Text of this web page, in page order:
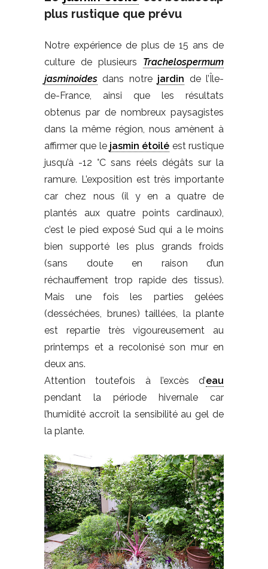
plus rustique que prévu
Notre expérience de plus de 15 ans de
culture de plusieurs Trachelospermum
jasminoides dans notre jardin de l’Île-
de-France, ainsi que les résultats
obtenus par de nombreux paysagistes
dans la même région, nous amènent à
affirmer que le jasmin étoilé est rustique
jusqu’à -12 °C sans réels dégâts sur la
ramure. L’exposition est très importante
car chez nous (il y en a quatre de
plantés aux quatre points cardinaux),
c’est le pied exposé Sud qui a le moins
bien supporté les plus grands froids
(sans doute en raison d’un
réchauffement trop rapide des tissus).
Mais une fois les parties gelées
(desséchées, brunes) taillées, la plante
est repartie très vigoureusement au
printemps et a recolonisé son mur en
deux ans.
Attention toutefois à l’excès d’eau
pendant la période hivernale car
l’humidité accroît la sensibilité au gel de
la plante.